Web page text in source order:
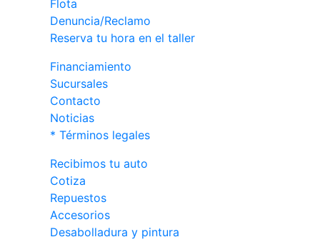
Flota
Denuncia/Reclamo
Reserva tu hora en el taller
Financiamiento
Sucursales
Contacto
Noticias
* Términos legales
Recibimos tu auto
Cotiza
Repuestos
Accesorios
Desabolladura y pintura